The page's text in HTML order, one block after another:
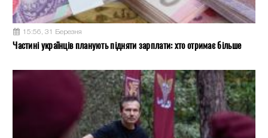
15:56, 31 Березня
Частині українців планують підняти зарплати: хто отримає більше